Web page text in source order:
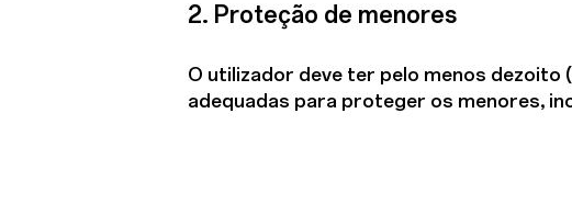
2. Proteção de menores
O utilizador deve ter pelo menos dezoito
adequadas para proteger os menores,